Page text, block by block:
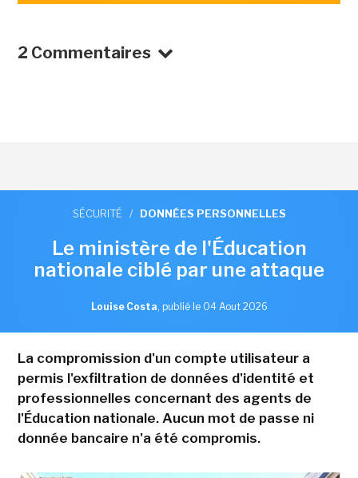
2 Commentaires
SÉCURITÉ / DONNÉES PERSONNELLES
Le ministère de l'Éducation
nationale ciblé par une attaque
Louise Costa, publié le 04 Aout 2026
La compromission d'un compte utilisateur a
permis l'exfiltration de données d'identité et
professionnelles concernant des agents de
l'Éducation nationale. Aucun mot de passe ni
donnée bancaire n'a été compromis.